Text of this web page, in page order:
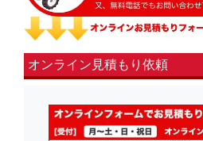
オンライン見積もり依頼
fsLeft